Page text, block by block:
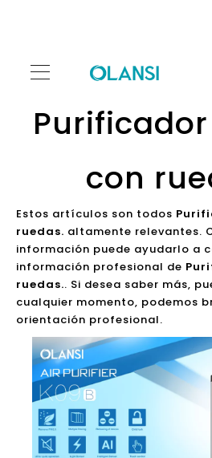
con
Estos artículos son todos
ruedas. altamente relevantes.
información puede ayudarlo a
información profesional de
ruedas.. Si desea saber más,
cualquier momento, podemos
orientación profesional.